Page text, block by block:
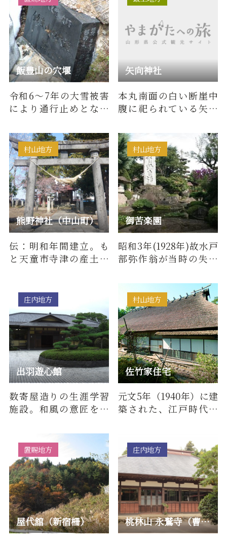
飯豊山の穴堰
令和6～7年の大雪被害
により通行止めとなっ
り堀から大日杉小屋間
が全面通…
矢向神社
本丸南面の白い断崖中
腹に祀られている矢向
期、貞観１６年（８７
４）の昔、…
熊野神社（中山町）
村山地方
伝：明和年間建立。も
と天童市寺津の産土神
御苦楽園
村山地方
昭和3年(1928年)故水戸
部弥作翁が当時の失業
月をかけて作った日本
庭園で…
出羽遊心館
庄内地方
数寄屋造りの生涯学習
施設。和風の意匠を基
をふんだんに使用した
大小の和…
佐竹家住宅
村山地方
元文5年（1940年）に建
築された、江戸時代の
敷。山形…
屋代舘（新宿柵）
置賜地方
桃林山 永鷲寺（曹洞宗）/ 庄内三十三観音 第5番
庄内地方